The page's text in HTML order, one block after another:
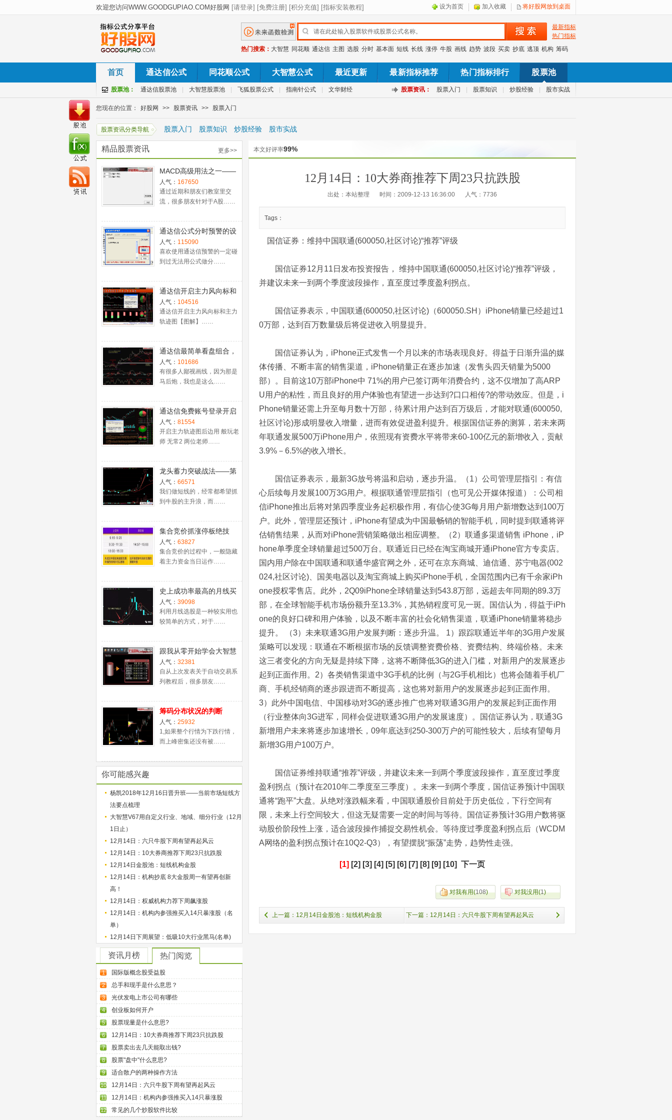
设为首页 加入收藏 将好股网放到桌面
最新指标
热门指标
热门搜索： 大智慧 同花顺 通达信 主图 选股 分时 基本面 短线 长线 涨停 牛股 画线 趋势 波段 买卖 抄底 逃顶 机构 筹码
首页 通达信公式 同花顺公式 大智慧公式 最近更新 最新指标推荐 热门指标排行 股票池
股票池： 通达信股票池 大智慧股票池 飞狐股票公式 指南针公式 文华财经 股票资讯： 股票入门 股票知识 炒股经验 股市实战
您现在的位置： 好股网 >> 股票资讯 >> 股票入门
股票资讯分类导航 股票入门 股票知识 炒股经验 股市实战
精品股票资讯 更多>>
MACD高级用法之一——
稳健买入法+2点卖出法
人气： 167650
通过近期和朋友们教室里交
流，很多朋友针对于A股……
通达信公式分时预警的设
置
人气： 115090
喜欢使用通达信预警的一定碰
到过无法用公式做分……
通达信开启主力风向标和
主力轨迹图【图解】
人气： 104516
通达信开启主力风向标和主力
轨迹图【图解】……
通达信最简单看盘组合，
抓强势股双头的超短线盈
利－－之五（均线战法找
心脏）
人气： 101686
有很多人鄙视画线，因为那是
马后炮，我也是这么……
通达信免费账号登录开启
十档框和调用主力监控教
程
人气： 81554
开启主力轨迹图后边用 般玩老
师 无常2 两位老师……
龙头蓄力突破战法——第
一时间介入牛股主升浪捕
捉涨停板的技巧（图解）
人气： 66571
我们做短线的，经常都希望抓
到牛股的主升浪，而……
集合竞价抓涨停板绝技
（附公式源码）
人气： 63827
集合竞价的过程中，一般隐藏
着主力资金当日运作……
史上成功率最高的月线买
入法，精准高效筛选暴涨
牛股，堪称选股法宝！
人气： 39098
利用月线选股是一种较实用也
较简单的方式，对于……
跟我从零开始学会大智慧
股票池自动交易
人气： 32381
自从上次发表关于自动交易系
列教程后，很多朋友……
筹码分布状况的判断
人气： 25932
1,如果整个行情为下跌行情，
而上峰密集还没有被……
你可能感兴趣
杨凯2018年12月16日晋升班——当前市场短线方
法要点梳理
大智慧V67用自定义行业、地域、细分行业（12月
1日止）
12月14日：六只牛股下周有望再起风云
12月14日：10大券商推荐下周23只抗跌股
12月14日金股池：短线机构金股
12月14日：机构抄底 8大金股周一有望再创新
高！
12月14日：权威机构力荐下周飙涨股
12月14日：机构内参强推买入14只暴涨股（名
单）
12月14日下周展望：低吸10大行业黑马(名单)
资讯月榜 热门阅览
1 国际版概念股受益股
2 总手和现手是什么意思？
3 光伏发电上市公司有哪些
4 创业板如何开户
5 股票现量是什么意思?
6 12月14日：10大券商推荐下周23只抗跌股
7 股票卖出去几天能取出钱?
8 股票"盘中"什么意思?
9 适合散户的两种操作方法
10 12月14日：六只牛股下周有望再起风云
11 12月14日：机构内参强推买入14只暴涨股
12 常见的几个炒股软件比较
本文好评率99%
12月14日：10大券商推荐下周23只抗跌股
出处：本站整理 时间：2009-12-13 16:36:00 人气： 7736
Tags：
国信证券：维持中国联通(600050,社区讨论)“推荐”评级
国信证券12月11日发布投资报告， 维持中国联通(600050,社区讨论)“推荐”评级，
并建议未来一到两个季度波段操作，直至度过季度盈利拐点。
国信证券表示，中国联通(600050,社区讨论)（600050.SH）iPhone销量已经超过1
0万部，达到百万数量级后将促进收入明显提升。
国信证券认为，iPhone正式发售一个月以来的市场表现良好。得益于日渐升温的媒
体传播、不断丰富的销售渠道，iPhone销量正在逐步加速（发售头四天销量为5000
部）。目前这10万部iPhone中 71%的用户已签订两年消费合约，这不仅增加了高ARP
U用户的粘性，而且良好的用户体验也有望进一步达到?口口相传?的带动效应。但是，i
Phone销量还需上升至每月数十万部，待累计用户达到百万级后，才能对联通(600050,
社区讨论)形成明显收入增量，进而有效促进盈利提升。根据国信证券的测算，若未来两
年联通发展500万iPhone用户，依照现有资费水平将带来60-100亿元的新增收入，贡献
3.9%－6.5%的收入增长。
国信证券表示，最新3G放号将温和启动，逐步升温。（1）公司管理层指引：有信
心后续每月发展100万3G用户。根据联通管理层指引（也可见公开媒体报道）：公司相
信iPhone推出后将对第四季度业务起积极作用，有信心使3G每月用户新增数达到100万
户。此外，管理层还预计，iPhone有望成为中国最畅销的智能手机，同时提到联通将评
估销售结果，从而对iPhone营销策略做出相应调整。（2）联通多渠道销售 iPhone，iP
hone单季度全球销量超过500万台。联通近日已经在淘宝商城开通iPhone官方专卖店。
国内用户除在中国联通和联通华盛官网之外，还可在京东商城、迪信通、苏宁电器(002
024,社区讨论)、国美电器以及淘宝商城上购买iPhone手机，全国范围内已有千余家iPh
one授权零售店。此外，2Q09iPhone全球销量达到543.8万部，远超去年同期的89.3万
部，在全球智能手机市场份额升至13.3%，其热销程度可见一斑。国信认为，得益于iPh
one的良好口碑和用户体验，以及不断丰富的社会化销售渠道，联通iPhone销量将稳步
提升。 （3）未来联通3G用户发展判断：逐步升温。 1）跟踪联通近半年的3G用户发展
策略可以发现：联通在不断根据市场的反馈调整资费价格、资费结构、终端价格。未来
这三者变化的方向无疑是持续下降，这将不断降低3G的进入门槛，对新用户的发展逐步
起到正面作用。2）各类销售渠道中3G手机的比例（与2G手机相比）也将会随着手机厂
商、手机经销商的逐步跟进而不断提高，这也将对新用户的发展逐步起到正面作用。
3）此外中国电信、中国移动对3G的逐步推广也将对联通3G用户的发展起到正面作用
（行业整体向3G进军，同样会促进联通3G用户的发展速度）。国信证券认为，联通3G
新增用户未来将逐步加速增长，09年底达到250-300万户的可能性较大，后续有望每月
新增3G用户100万户。
国信证券维持联通“推荐”评级，并建议未来一到两个季度波段操作，直至度过季度
盈利拐点（预计在2010年二季度至三季度）。未来一到两个季度，国信证券预计中国联
通将“跑平”大盘。从绝对涨跌幅来看，中国联通股价目前处于历史低位，下行空间有
限，未来上行空间较大，但这无疑需要一定的时间与等待。国信证券预计3G用户数将驱
动股价阶段性上涨，适合波段操作捕捉交易性机会。等待度过季度盈利拐点后（WCDM
A网络的盈利拐点预计在10Q2-Q3），有望摆脱“振荡”走势，趋势性走强。
[1] [2] [3] [4] [5] [6] [7] [8] [9] [10] 下一页
对我有用(108) 对我没用(1)
上一篇：12月14日金股池：短线机构金股 下一篇：12月14日：六只牛股下周有望再起风云